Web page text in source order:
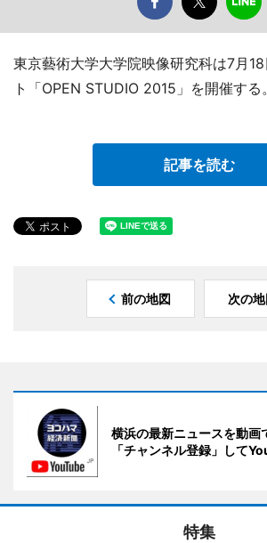
東京藝術大学大学院映像研究科は7月
ト「OPEN STUDIO 2015」を開催する。
記事を読む
前の地図 次の地
横浜の最新ニュースを動画
「チャンネル登録」して
特集